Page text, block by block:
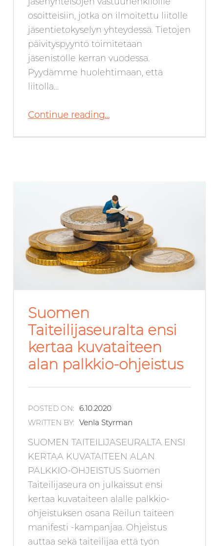
osoitteisiin, jotka on ilmoitettu liitolle
jäsentietokyselyn yhteydessä. Tietojen
päivityspyyntö toimitetaan
jäsenistölle kerran vuodessa.
Pyydämme huolehtimaan, että
liitolla…
Continue reading…
Suomen
Taiteilijaseuralta ensi
kertaa kuvataiteen
alan palkkio-ohjeistus
POSTED ON:
6.10.2020
WRITTEN BY:
Venla Styrman
SUOMEN TAITEILIJASEURALTA ENSI
KERTAA KUVATAITEEN ALAN
PALKKIO-OHJEISTUS Suomen
Taiteilijaseura on julkaissut ensi
kertaa kuvataiteen alalle palkkio-
ohjeistuksen osana Reilun taiteen
manifesti -kampanjaa. Ohjeistus
auttaa sekä taiteilijaa että työn